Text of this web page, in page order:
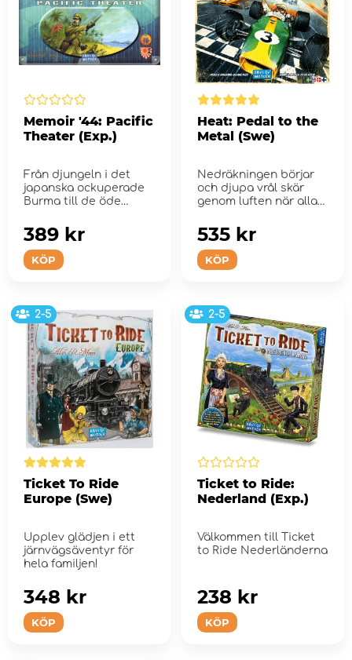
Memoir '44: Pacific
Theater (Exp.)
Från djungeln i det
japanska ockuperade
Burma till de öde
KÖP
389 kr
Heat: Pedal to the
Metal (Swe)
Nedräkningen börjar
och djupa vrål skär
genom luften när alla
KÖP
535 kr
2-5
Ticket To Ride
Europe (Swe)
Upplev glädjen i ett
järnvägsäventyr för
hela familjen!
KÖP
348 kr
2-5
Ticket to Ride:
Nederland (Exp.)
Välkommen till Ticket
to Ride Nederländerna
KÖP
238 kr